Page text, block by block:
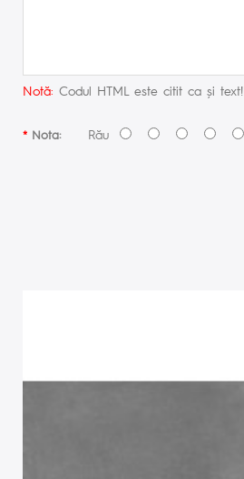
Notă: Codul HTML este citit ca şi text!
Nota:Rău